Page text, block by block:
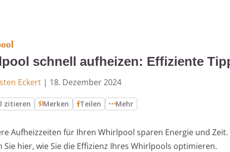
schnell aufheizen: Effiziente
Eckert | 18. Dezember 2024
zitieren Merken Teilen Mehr
Aufheizzeiten für Ihren Whirlpool sparen Energie und Zeit.
Sie hier, wie Sie die Effizienz Ihres Whirlpools optimieren.